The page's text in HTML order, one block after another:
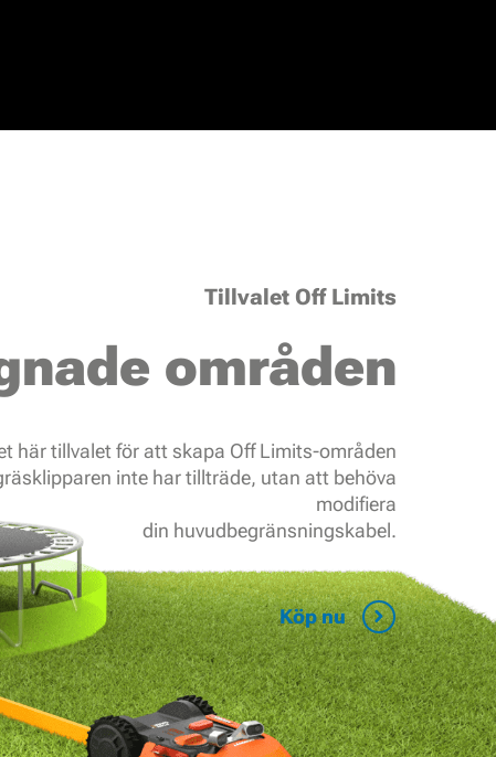
Tillvalet Off Limits
områden
här tillvalet för att skapa Off Limits-områden
inte har tillträde, utan att behöva
modifiera
din huvudbegränsningskabel.
Köp nu